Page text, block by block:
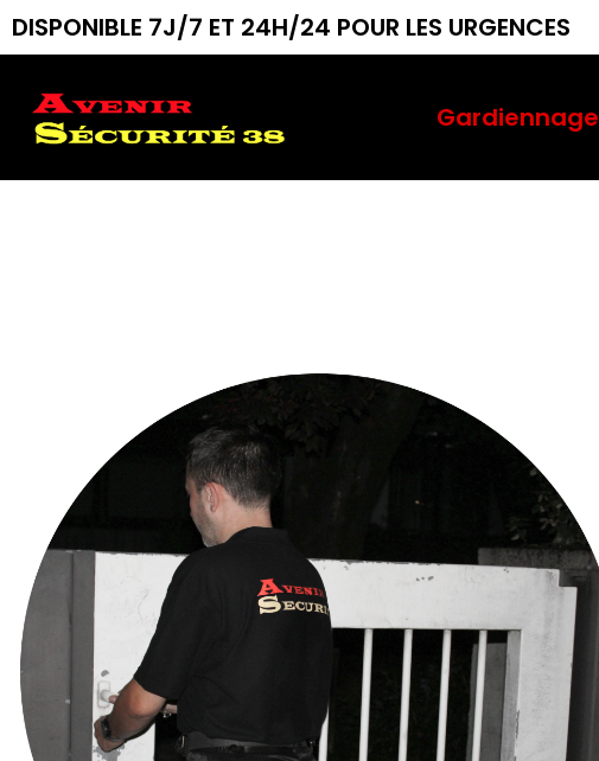
Aller
DISPONIBLE 7J/7 ET 24H/24 POUR LES URGENCES
Gardiennage